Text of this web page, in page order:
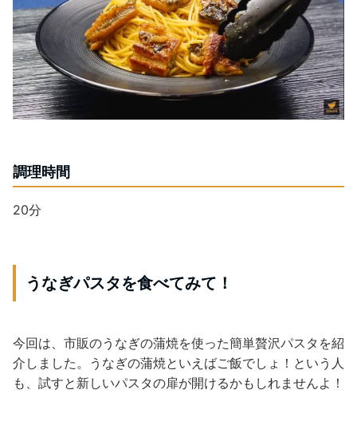
調理時間
20分
うなぎパスタを食べてみて！
今回は、市販のうなぎの蒲焼を使った簡単贅沢パスタを紹
介しました。うなぎの蒲焼といえばご飯でしょ！という人
も、試すと新しいパスタの扉が開けるかもしれませんよ！